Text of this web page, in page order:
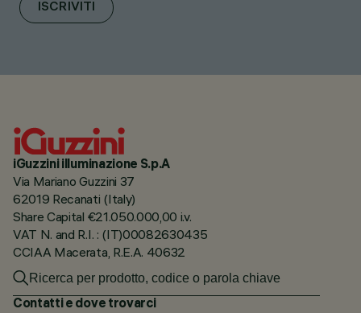
ISCRIVITI
iGuzzini illuminazione S.p.A
Via Mariano Guzzini 37
62019 Recanati (Italy)
Share Capital €21.050.000,00 i.v.
VAT N. and R.I. : (IT)00082630435
CCIAA Macerata, R.E.A. 40632
Contatti e dove trovarci